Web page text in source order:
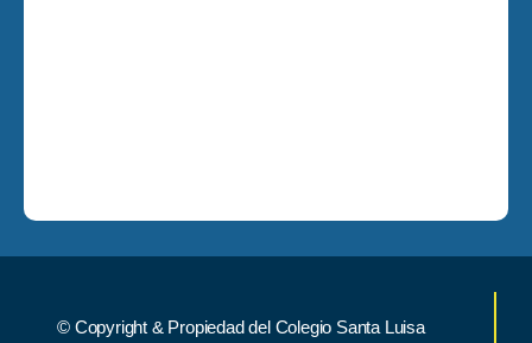
© Copyright & Propiedad del Colegio Santa Luisa